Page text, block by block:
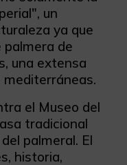
un
ya que
de
una extensa
el Museo del
tradicional
palmeral. El
historia,